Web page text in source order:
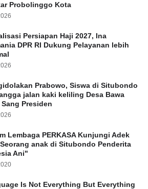
Probolinggo Kota
Persiapan Haji 2027, Ina
DPR RI Dukung Pelayanan lebih
Prabowo, Siswa di Situbondo
jalan kaki keliling Desa Bawa
Presiden
Lembaga PERKASA Kunjungi Adek
anak di Situbondo Penderita
Ani"
Is Not Everything But Everything